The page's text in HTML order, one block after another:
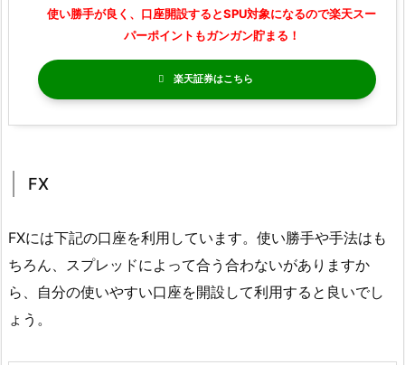
使い勝手が良く、口座開設するとSPU対象になるので楽天スー
パーポイントもガンガン貯まる！
楽天証券
FX
FXには下記の口座を利用しています。使い勝手や手法はも
ちろん、スプレッドによって合う合わないがありますか
ら、自分の使いやすい口座を開設して利用すると良いでし
ょう。